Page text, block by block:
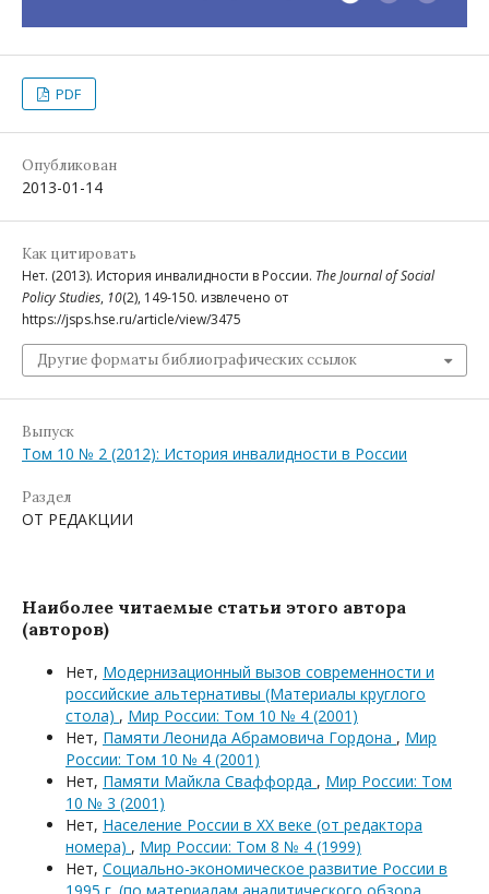
PDF
Опубликован
2013-01-14
Как цитировать
Нет. (2013). История инвалидности в России. The Journal of Social
Policy Studies, 10(2), 149-150. извлечено от
https://jsps.hse.ru/article/view/3475
Другие форматы библиографических ссылок
Выпуск
Том 10 № 2 (2012): История инвалидности в России
Раздел
ОТ РЕДАКЦИИ
Наиболее читаемые статьи этого автора
(авторов)
Нет, Модернизационный вызов современности и
российские альтернативы (Материалы круглого
стола) , Мир России: Том 10 № 4 (2001)
Нет, Памяти Леонида Абрамовича Гордона , Мир
России: Том 10 № 4 (2001)
Нет, Памяти Майкла Сваффорда , Мир России: Том
10 № 3 (2001)
Нет, Население России в XX веке (от редактора
номера) , Мир России: Том 8 № 4 (1999)
Нет, Социально-экономическое развитие России в